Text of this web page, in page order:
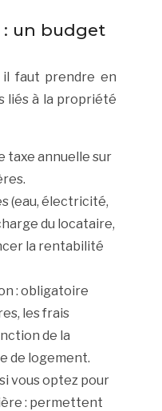
: un budget
il faut prendre en
liés à la propriété
taxe annuelle sur
(eau, électricité,
du locataire,
la rentabilité
: obligatoire
les frais
de la
de logement.
vous optez pour
: permettent